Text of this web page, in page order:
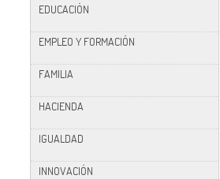
EDUCACIÓN
EMPLEO Y FORMACIÓN
FAMILIA
HACIENDA
IGUALDAD
INNOVACIÓN